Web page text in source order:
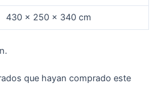
430 × 250 × 340 cm
que hayan comprado este